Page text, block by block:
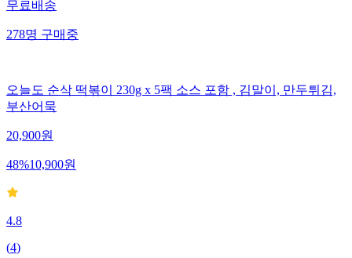
무료배송
278명구매중
오늘도 순삭 떡볶이 230g x 5팩 소스 포함 , 김말이, 만두튀김,
부산어묵
20,900원
48%10,900원
4.8
(4)